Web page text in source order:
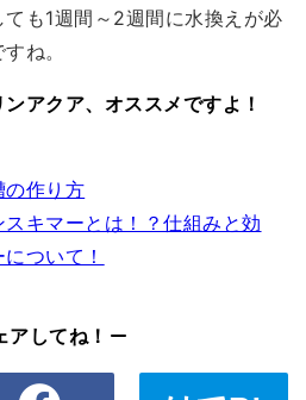
も1週間～2週間に水換えが必
ね。
アクア、オススメですよ！
の作り方
キマーとは！？仕組みと効
ついて！
アしてね！